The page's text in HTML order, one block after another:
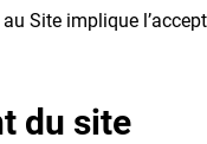
Site implique
du site